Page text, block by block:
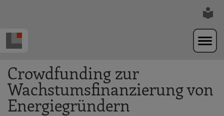
Crowdfunding zur
Wachstumsfinanzierung von
Energiegründern